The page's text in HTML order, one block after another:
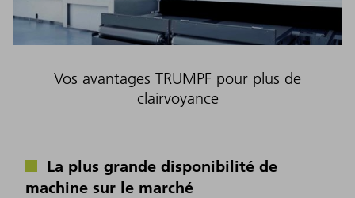
Vos avantages TRUMPF pour plus de
clairvoyance
La plus grande disponibilité de
machine sur le marché